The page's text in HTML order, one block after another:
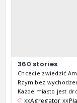
360 stories
Chcecie zwiedzić
Rzym bez
Każde miasto jest
obiekty architektury,
xxAgregator xx